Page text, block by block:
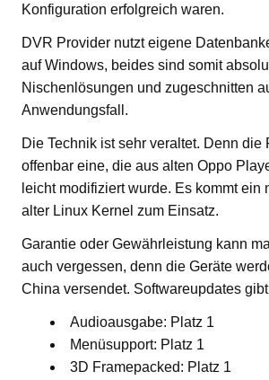
Konfiguration erfolgreich waren.
DVR Provider nutzt eigene
auf Windows, beides sind somit
Nischenlösungen und zugeschnitten
Anwendungsfall.
Die Technik ist sehr veraltet. Denn die
offenbar eine, die aus alten Oppo
leicht modifiziert wurde. Es kommt ein
alter Linux Kernel zum Einsatz.
Garantie oder Gewährleistung kann
auch vergessen, denn die Geräte
China versendet. Softwareupdates
Audioausgabe: Platz 1
Menüsupport: Platz 1
3D Framepacked: Platz 1